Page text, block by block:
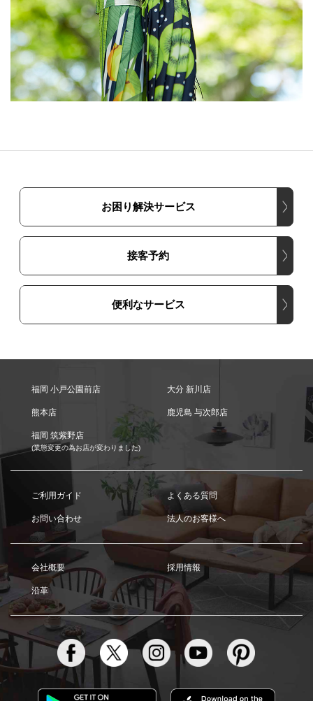
お困り解決サービス
接客予約
便利なサービス
福岡 小戸公園前店 大分 新川店
熊本店 鹿児島 与次郎店
福岡 筑紫野店
(業態変更の為お店が変わりました)
ご利用ガイド よくある質問
お問い合わせ 法人のお客様へ
会社概要 採用情報
沿革